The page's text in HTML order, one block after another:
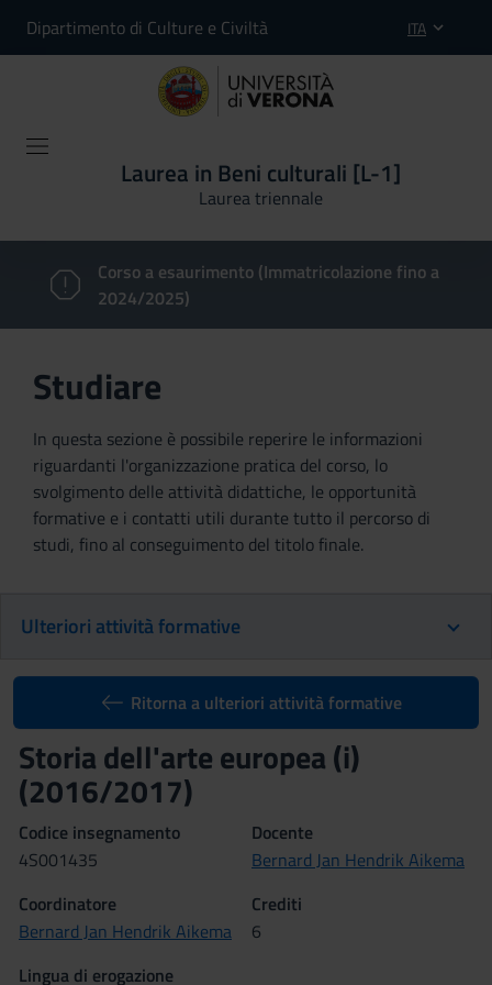
Dipartimento di Culture e Civiltà ITA
Laurea in Beni culturali [L-1]
Laurea triennale
Corso a esaurimento (Immatricolazione fino a
2024/2025)
Studiare
In questa sezione è possibile reperire le informazioni
riguardanti l'organizzazione pratica del corso, lo
svolgimento delle attività didattiche, le opportunità
formative e i contatti utili durante tutto il percorso di
studi, fino al conseguimento del titolo finale.
Ulteriori attività formative
Ritorna a ulteriori attività formative
Storia dell'arte europea (i)
(2016/2017)
Codice insegnamento
4S001435
Docente
Bernard Jan Hendrik Aikema
Coordinatore
Bernard Jan Hendrik Aikema
Crediti
6
Lingua di erogazione